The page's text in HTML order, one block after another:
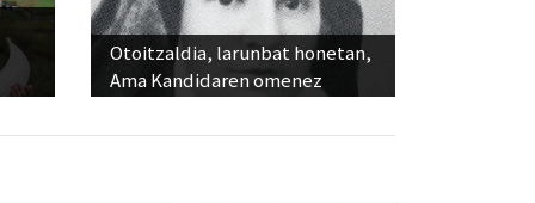
Otoitzaldia, larunbat honetan,
Ama Kandidaren omenez